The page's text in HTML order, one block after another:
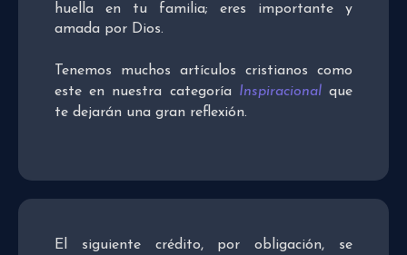
huella en tu familia; eres importante y
amada por Dios.
Tenemos muchos artículos cristianos como
este en nuestra categoría Inspiracionalque
te dejarán una gran reflexión.
El siguiente crédito, por obligación, se